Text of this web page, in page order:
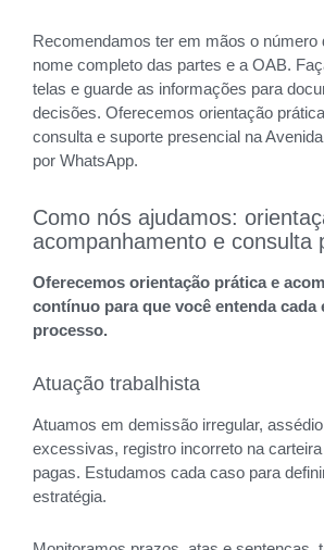
Recomendamos ter em mãos o número
nome completo das partes e a OAB.
telas e guarde as informações para
decisões. Oferecemos orientação
consulta e suporte presencial na
por WhatsApp.
Como nós ajudamos:
acompanhamento e consulta
Oferecemos orientação prática e
contínuo para que você entenda cada
processo.
Atuação trabalhista
Atuamos em demissão irregular,
excessivas, registro incorreto na
pagas. Estudamos cada caso para
estratégia.